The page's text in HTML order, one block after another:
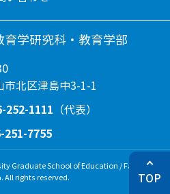
育学研究科・教育学部
市北区津島中3-1-1
252-1111 （代表）
251-7755
Graduate School of Education / Faculty of
All rights reserved.
TOP